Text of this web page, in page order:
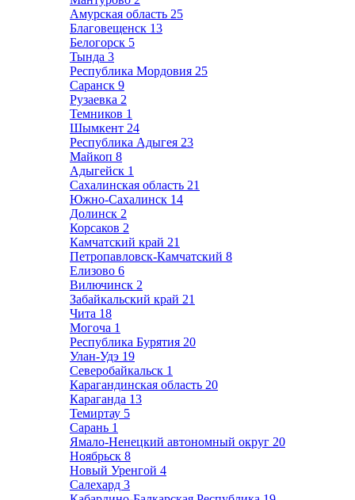
Амурская область 25
Благовещенск 13
Белогорск 5
Тында 3
Республика Мордовия 25
Саранск 9
Рузаевка 2
Темников 1
Шымкент 24
Республика Адыгея 23
Майкоп 8
Адыгейск 1
Сахалинская область 21
Южно-Сахалинск 14
Долинск 2
Корсаков 2
Камчатский край 21
Петропавловск-Камчатский 8
Елизово 6
Вилючинск 2
Забайкальский край 21
Чита 18
Могоча 1
Республика Бурятия 20
Улан-Удэ 19
Северобайкальск 1
Карагандинская область 20
Караганда 13
Темиртау 5
Сарань 1
Ямало-Ненецкий автономный округ 20
Ноябрьск 8
Новый Уренгой 4
Салехард 3